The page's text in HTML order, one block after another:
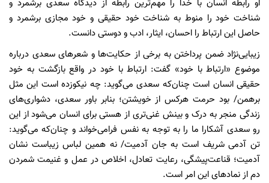
او رابطه انسان با خدا را مهم‌ترین رابطه از دیدگاه سعدی برشمرد و
شناخت خود را منوط به شناخت خود حقیقی و خود مجازی برشمرد و
حاصل این ارتباط را احسان، ایثار، ادب و دوستی دانست.
زیبایی‌نژاد ضمن پرداختن به برخی از حکایت‌ها و شعرهای سعدی درباره
موضوع «ارتباط با خود» گفت: ارتباط با خود در واقع بازگشت به خود
حقیقی انسان است چنان‌که سعدی می‌گوید: چه نیکوزده است این مثل
برهمن/ بود حرمت هرکس از خویشتن؛ بنابر باور سعدی، دشواری‌های
زندگی منجر به درک و بینش غنی‌تری از هستی برای انسان می‌شود از این
رو سعدی آشکارا ما را به توجه به نفس فرامی‌خواند و چنان‌که می‌گوید:
تن آدمی شریف است به جان آدمیت/ نه همین لباس زیباست نشان
آدمیت؛ قناعت‌پیشگی، رعایت تعادل، اخلاص در عمل و غنیمت شمردن
دم از نمادهای این امر است.